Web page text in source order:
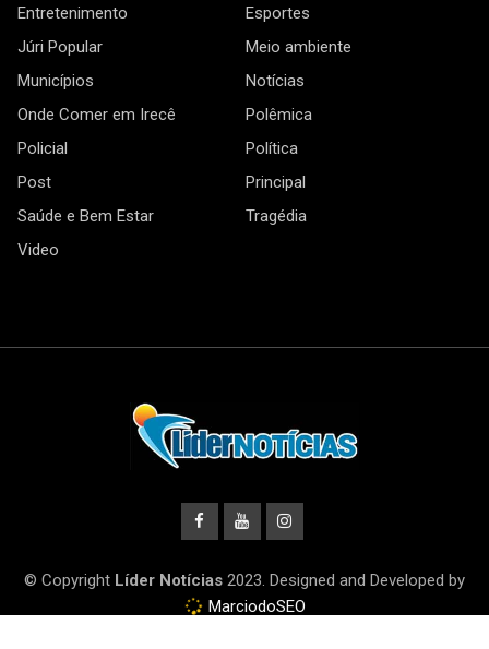
Entretenimento
Esportes
Júri Popular
Meio ambiente
Municípios
Notícias
Onde Comer em Irecê
Polêmica
Policial
Política
Post
Principal
Saúde e Bem Estar
Tragédia
Video
© Copyright Líder Notícias 2023. Designed and Developed by
MarciodoSEO